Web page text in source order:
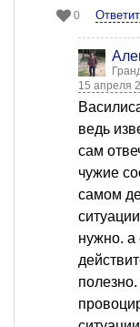
0
15 апреля
ведь
сам
чужие
самом
нужно. а